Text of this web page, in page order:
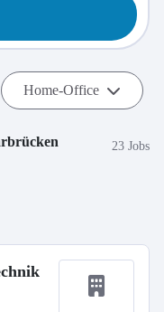
Home-Office
23 Jobs